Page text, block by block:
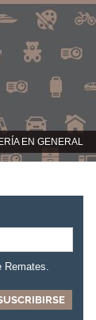
EN GENERAL
Remates.